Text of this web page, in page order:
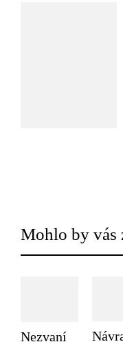
Mohlo by vás
Nezvaní